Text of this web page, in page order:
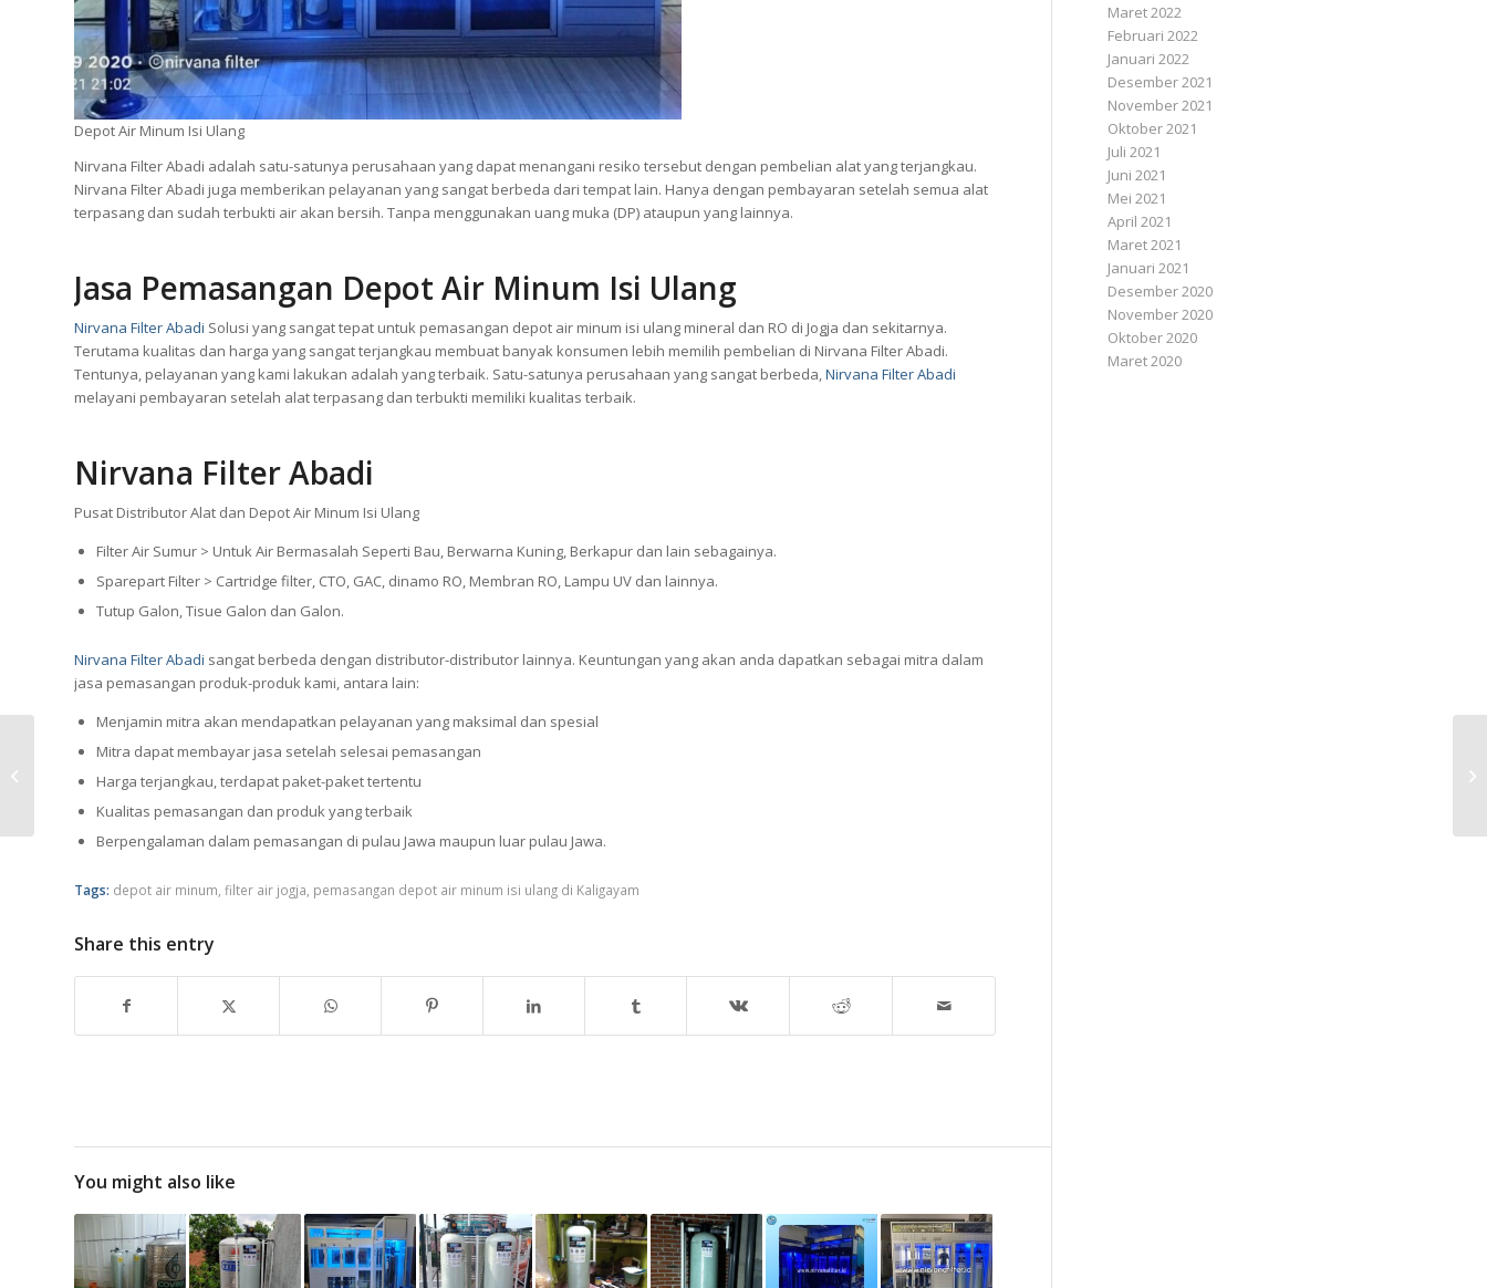
Depot Air Minum Isi Ulang
Nirvana Filter Abadi adalah satu-satunya perusahaan yang dapat menangani resiko tersebut dengan pembelian alat yang terjangkau.
Nirvana Filter Abadi juga memberikan pelayanan yang sangat berbeda dari tempat lain. Hanya dengan pembayaran setelah semua alat
terpasang dan sudah terbukti air akan bersih. Tanpa menggunakan uang muka (DP) ataupun yang lainnya.
Jasa Pemasangan Depot Air Minum Isi Ulang
Nirvana Filter Abadi Solusi yang sangat tepat untuk pemasangan depot air minum isi ulang mineral dan RO di Jogja dan sekitarnya.
Terutama kualitas dan harga yang sangat terjangkau membuat banyak konsumen lebih memilih pembelian di Nirvana Filter Abadi.
Tentunya, pelayanan yang kami lakukan adalah yang terbaik. Satu-satunya perusahaan yang sangat berbeda,Nirvana Filter Abadi
melayani pembayaran setelah alat terpasang dan terbukti memiliki kualitas terbaik.
Nirvana Filter Abadi
Pusat Distributor Alat dan Depot Air Minum Isi Ulang
Filter Air Sumur > Untuk Air Bermasalah Seperti Bau, Berwarna Kuning, Berkapur dan lain sebagainya.
Sparepart Filter > Cartridge filter, CTO, GAC, dinamo RO, Membran RO, Lampu UV dan lainnya.
Tutup Galon, Tisue Galon dan Galon.
Nirvana Filter Abadi sangat berbeda dengan distributor-distributor lainnya. Keuntungan yang akan anda dapatkan sebagai mitra dalam
jasa pemasangan produk-produk kami, antara lain:
Menjamin mitra akan mendapatkan pelayanan yang maksimal dan spesial
Mitra dapat membayar jasa setelah selesai pemasangan
Harga terjangkau, terdapat paket-paket tertentu
Kualitas pemasangan dan produk yang terbaik
Berpengalaman dalam pemasangan di pulau Jawa maupun luar pulau Jawa.
Tags: depot air minum filter air jogja pemasangan depot air minum isi ulang di Kaligayam
Share this entry
You might also like
Maret 2022
Februari 2022
Januari 2022
Desember 2021
November 2021
Oktober 2021
Juli 2021
Juni 2021
Mei 2021
April 2021
Maret 2021
Januari 2021
Desember 2020
November 2020
Oktober 2020
Maret 2020
Pemasangan Depot Air
Minum di Semarang